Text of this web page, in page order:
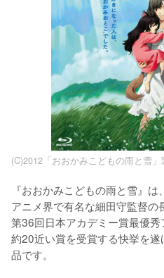
(C)2012「おおかみこどもの雨と雪
『おおかみこどもの雨と雪』
アニメ界で有名な細田守監督の
第36回日本アカデミー賞最優
約20近い賞を受賞する快挙を
品です。